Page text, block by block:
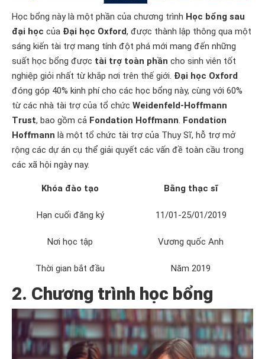
Học bổng này là một phần của chương trình Học bổng sau
đại học của Đại học Oxford, được thành lập thông qua một
sáng kiến tài trợ mang tính đột phá mới mang đến những
suất học bổng được tài trợ toàn phần cho sinh viên tốt
nghiệp giỏi nhất từ khắp nơi trên thế giới. Đại học Oxford
đóng góp 40% kinh phí cho các học bổng này, cùng với 60%
từ các nhà tài trợ của tổ chức Weidenfeld-Hoffmann
Trust, bao gồm cả Fondation Hoffmann. Fondation
Hoffmann là một tổ chức tài trợ của Thụy Sĩ, hỗ trợ mở
rộng các dự án cụ thể giải quyết các vấn đề toàn cầu trong
các xã hội ngày nay.
Khóa đào tạo Bằng thạc sĩ
Hạn cuối đăng ký 11/01-25/01/2019
Nơi học tập Vương quốc Anh
Thời gian bắt đầu Năm 2019
2. Chương trình học bổng